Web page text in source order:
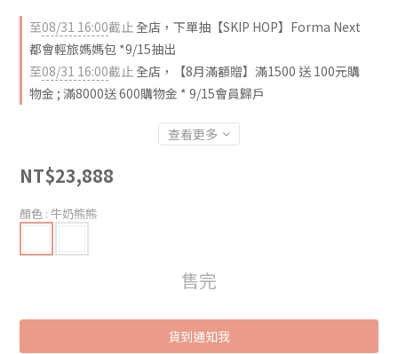
至08/31 16:00截止 全店，下單抽【SKIP HOP】Forma Next
都會輕旅媽媽包 *9/15抽出
至08/31 16:00截止 全店，【8月滿額贈】滿1500 送 100元購
物金 ; 滿8000送 600購物金 * 9/15會員歸戶
查看更多
NT$23,888
顏色 : 牛奶熊熊
售完
貨到通知我